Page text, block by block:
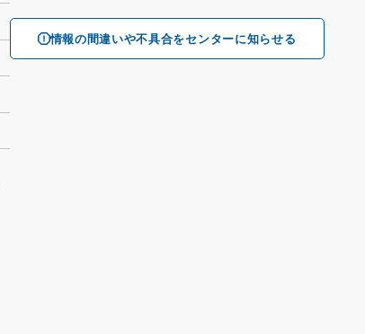
情報の間違いや不具合をセンターに知らせる